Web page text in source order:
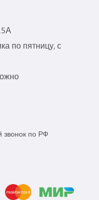
по пятницу, с
звонок по РФ